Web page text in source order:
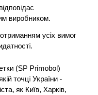
виробником.
усіх вимог
(SP Primobol)
точці України -
як Київ, Харків,